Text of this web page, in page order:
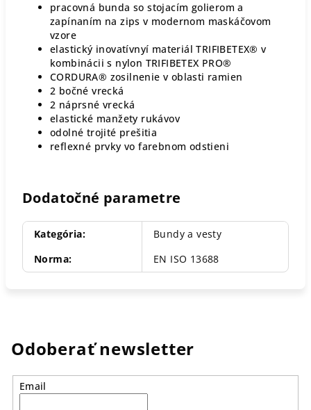
pracovná bunda so stojacím golierom a
zapínaním na zips v modernom maskáčovom
vzore
elastický inovatívnyí materiál TRIFIBETEX® v
kombinácii s nylon TRIFIBETEX PRO®
CORDURA® zosilnenie v oblasti ramien
2 bočné vrecká
2 náprsné vrecká
elastické manžety rukávov
odolné trojité prešitia
reflexné prvky vo farebnom odstieni
Dodatočné parametre
Kategória:
Bundy a vesty
Norma: EN ISO 13688
Odoberať newsletter
Email